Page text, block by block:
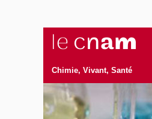
Chimie, Vivant, Santé